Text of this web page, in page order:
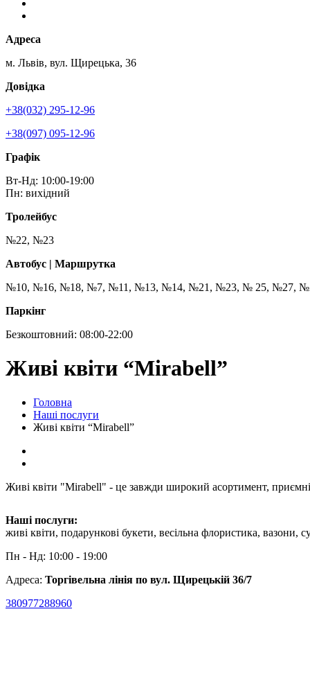
Адреса
м. Львів, вул. Щирецька, 36
Довідка
+38(032) 295-12-96
+38(097) 095-12-96
Графік
Вт-Нд: 10:00-19:00
Пн: вихідний
Тролейбус
№22, №23
Автобус | Маршрутка
№10, №16, №18, №7, №11, №13, №14, №21, №23, № 25, №27,
Паркінг
Безкоштовний: 08:00-22:00
Живі квіти “Mirabell”
Головна
Наші послуги
Живі квіти “Mirabell”
Живі квіти "Mirabell" - це завжди широкий асортимент, приємні
Наші послуги:
живі квіти, подарункові букети, весільна флористика, вазони,
Пн - Нд: 10:00 - 19:00
Адреса: Торгівельна лінія по вул. Щирецькій 36/7
380977288960